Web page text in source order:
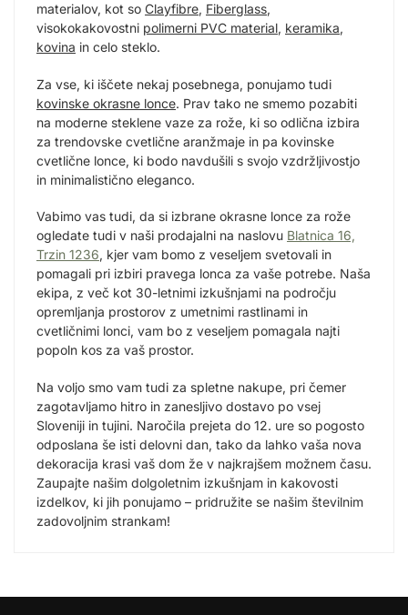
materialov, kot so Clayfibre, Fiberglass,
visokokakovostni polimerni PVC material, keramika,
kovina in celo steklo.
Za vse, ki iščete nekaj posebnega, ponujamo tudi
kovinske okrasne lonce. Prav tako ne smemo pozabiti
na moderne steklene vaze za rože, ki so odlična izbira
za trendovske cvetlične aranžmaje in pa kovinske
cvetlične lonce, ki bodo navdušili s svojo vzdržljivostjo
in minimalistično eleganco.
Vabimo vas tudi, da si izbrane okrasne lonce za rože
ogledate tudi v naši prodajalni na naslovu Blatnica 16,
Trzin 1236, kjer vam bomo z veseljem svetovali in
pomagali pri izbiri pravega lonca za vaše potrebe. Naša
ekipa, z več kot 30-letnimi izkušnjami na področju
opremljanja prostorov z umetnimi rastlinami in
cvetličnimi lonci, vam bo z veseljem pomagala najti
popoln kos za vaš prostor.
Na voljo smo vam tudi za spletne nakupe, pri čemer
zagotavljamo hitro in zanesljivo dostavo po vsej
Sloveniji in tujini. Naročila prejeta do 12. ure so pogosto
odposlana še isti delovni dan, tako da lahko vaša nova
dekoracija krasi vaš dom že v najkrajšem možnem času.
Zaupajte našim dolgoletnim izkušnjam in kakovosti
izdelkov, ki jih ponujamo – pridružite se našim številnim
zadovoljnim strankam!